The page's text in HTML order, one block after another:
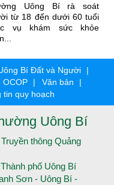
Uông Bí rà soát
từ 18 đến dưới 60 tuổi
vụ khám sức khỏe
Bí Đất và Người
OCOP
Văn bản
tin quy hoạch
Uông Bí
thông Quảng
phố Uông Bí
Sơn - Uông Bí -